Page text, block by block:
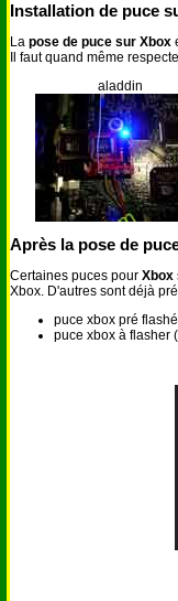
Installation de puce
La pose de puce sur Xbox
Il faut quand même
aladdin
Après la pose de
Certaines puces pour Xbox
Xbox. D'autres sont déjà
puce xbox pré
puce xbox à flasher